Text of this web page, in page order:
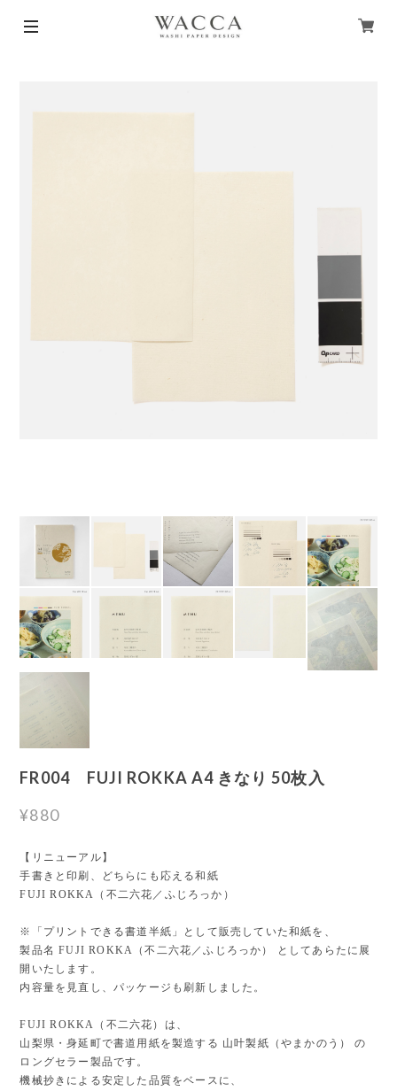
FR004 FUJI ROKKA A4 きなり 50枚入
¥880
【リニューアル】
手書きと印刷、どちらにも応える和紙
FUJI ROKKA（不二六花／ふじろっか）
※「プリントできる書道半紙」として販売していた和紙を、
製品名 FUJI ROKKA（不二六花／ふじろっか） としてあらたに展
開いたします。
内容量を見直し、パッケージも刷新しました。
FUJI ROKKA（不二六花）は、
山梨県・身延町で書道用紙を製造する 山叶製紙（やまかのう） の
ロングセラー製品です。
機械抄きによる安定した品質をベースに、